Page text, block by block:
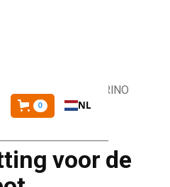
0 NL
KABELKETTING FAIRINO
voor de